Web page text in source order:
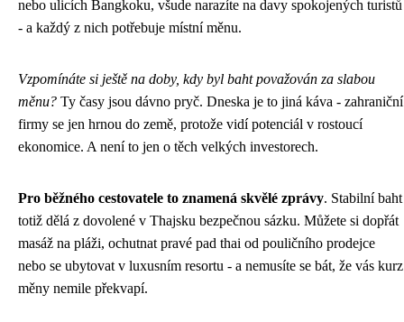
nebo ulicích Bangkoku, všude narazíte na davy spokojených turistů
- a každý z nich potřebuje místní měnu.
Vzpomínáte si ještě na doby, kdy byl baht považován za slabou
měnu? Ty časy jsou dávno pryč. Dneska je to jiná káva - zahraniční
firmy se jen hrnou do země, protože vidí potenciál v rostoucí
ekonomice. A není to jen o těch velkých investorech.
Pro běžného cestovatele to znamená skvělé zprávy. Stabilní baht
totiž dělá z dovolené v Thajsku bezpečnou sázku. Můžete si dopřát
masáž na pláži, ochutnat pravé pad thai od pouličního prodejce
nebo se ubytovat v luxusním resortu - a nemusíte se bát, že vás kurz
měny nemile překvapí.